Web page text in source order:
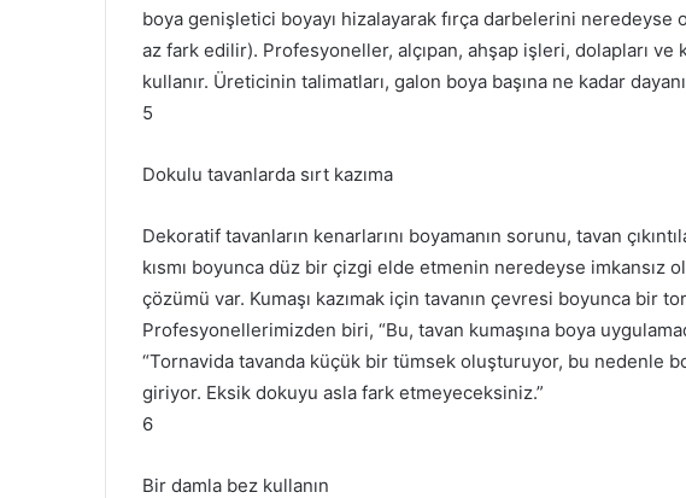
boya genişletici boyayı hizalayarak fırça darbelerini neredeyse
az fark edilir). Profesyoneller, alçıpan, ahşap işleri, dolapları ve
kullanır. Üreticinin talimatları, galon boya başına ne kadar
5
Dokulu tavanlarda sırt kazıma
Dekoratif tavanların kenarlarını boyamanın sorunu, tavan
kısmı boyunca düz bir çizgi elde etmenin neredeyse imkansız
çözümü var. Kumaşı kazımak için tavanın çevresi boyunca bir
Profesyonellerimizden biri, “Bu, tavan kumaşına boya
“Tornavida tavanda küçük bir tümsek oluşturuyor, bu nedenle
giriyor. Eksik dokuyu asla fark etmeyeceksiniz.”
6
Bir damla bez kullanın